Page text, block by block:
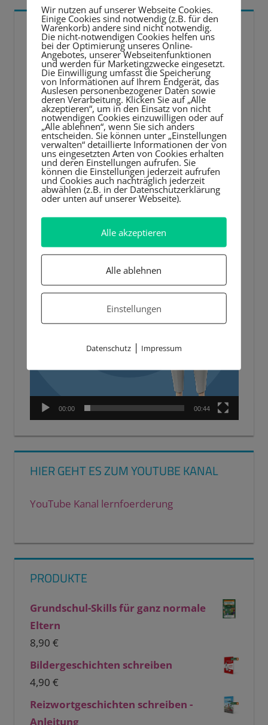
5 BESTE LERNTIPPS
Video-
Player
00:00 00:44
HIER GEHT ES ZUM YOUTUBE KANAL
YouTube Kanal lernfoerderung
PRODUKTE
Grundschul-Skills für ganz normale
Eltern
8,90 €
Bildergeschichten schreiben
4,90 €
Reizwortgeschichten schreiben -
Anleitung
Wir nutzen auf unserer Webseite Cookies.
Einige Cookies sind notwendig (z.B. für den
Warenkorb) andere sind nicht notwendig.
Die nicht-notwendigen Cookies helfen uns
bei der Optimierung unseres Online-
Angebotes, unserer Webseitenfunktionen
und werden für Marketingzwecke eingesetzt.
Die Einwilligung umfasst die Speicherung
von Informationen auf Ihrem Endgerät, das
Auslesen personenbezogener Daten sowie
deren Verarbeitung. Klicken Sie auf „Alle
akzeptieren“, um in den Einsatz von nicht
notwendigen Cookies einzuwilligen oder auf
„Alle ablehnen“, wenn Sie sich anders
entscheiden. Sie können unter „Einstellungen
verwalten“ detaillierte Informationen der von
uns eingesetzten Arten von Cookies erhalten
und deren Einstellungen aufrufen. Sie
können die Einstellungen jederzeit aufrufen
und Cookies auch nachträglich jederzeit
abwählen (z.B. in der Datenschutzerklärung
oder unten auf unserer Webseite).
Alle akzeptieren
Alle ablehnen
Einstellungen
Datenschutz| Impressum